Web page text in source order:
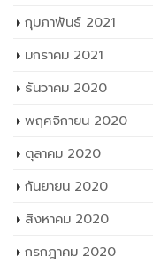
กุมภาพันธ์ 2021
มกราคม 2021
ธันวาคม 2020
พฤศจิกายน 2020
ตุลาคม 2020
กันยายน 2020
สิงหาคม 2020
กรกฎาคม 2020